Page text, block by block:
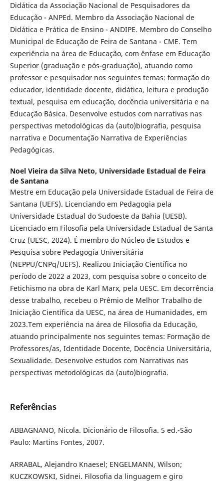
Didática da Associação Nacional de Pesquisadores da
Educação - ANPEd. Membro da Associação Nacional de
Didática e Prática de Ensino - ANDIPE. Membro do Conselho
Municipal de Educação de Feira de Santana - CME. Tem
experiência na área de Educação, com ênfase em Educação
Superior (graduação e pós-graduação), atuando como
professor e pesquisador nos seguintes temas: formação do
educador, identidade docente, didática, leitura e produção
textual, pesquisa em educação, docência universitária e na
Educação Básica. Desenvolve estudos com narrativas nas
perspectivas metodológicas da (auto)biografia, pesquisa
narrativa e Documentação Narrativa de Experiências
Pedagógicas.
Noel Vieira da Silva Neto, Universidade Estadual de Feira
de Santana
Mestre em Educação pela Universidade Estadual de Feira de
Santana (UEFS). Licenciando em Pedagogia pela
Universidade Estadual do Sudoeste da Bahia (UESB).
Licenciado em Filosofia pela Universidade Estadual de Santa
Cruz (UESC, 2024). É membro do Núcleo de Estudos e
Pesquisa sobre Pedagogia Universitária
(NEPPU/CNPq/UEFS). Realizou Iniciação Científica no
período de 2022 a 2023, com pesquisa sobre o conceito de
Fetichismo na obra de Karl Marx, pela UESC. Em decorrência
desse trabalho, recebeu o Prêmio de Melhor Trabalho de
Iniciação Científica da UESC, na área de Humanidades, em
2023.Tem experiência na área de Filosofia da Educação,
atuando principalmente nos seguintes temas: Formação de
Professores/as, Identidade Docente, Docência Universitária,
Sexualidade. Desenvolve estudos com Narrativas nas
perspectivas metodológicas da (auto)biografia.
Referências
ABBAGNANO, Nicola. Dicionário de Filosofia. 5 ed.-São
Paulo: Martins Fontes, 2007.
ARRABAL, Alejandro Knaesel; ENGELMANN, Wilson;
KUCZKOWSKI, Sidnei. Filosofia da linguagem e giro